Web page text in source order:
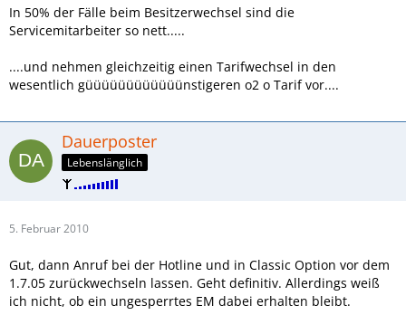
In 50% der Fälle beim Besitzerwechsel sind die
Servicemitarbeiter so nett.....
....und nehmen gleichzeitig einen Tarifwechsel in den
wesentlich güüüüüüüüüüüünstigeren o2 o Tarif vor....
Dauerposter
Lebenslänglich
5. Februar 2010
Gut, dann Anruf bei der Hotline und in Classic Option vor dem
1.7.05 zurückwechseln lassen. Geht definitiv. Allerdings weiß
ich nicht, ob ein ungesperrtes EM dabei erhalten bleibt.